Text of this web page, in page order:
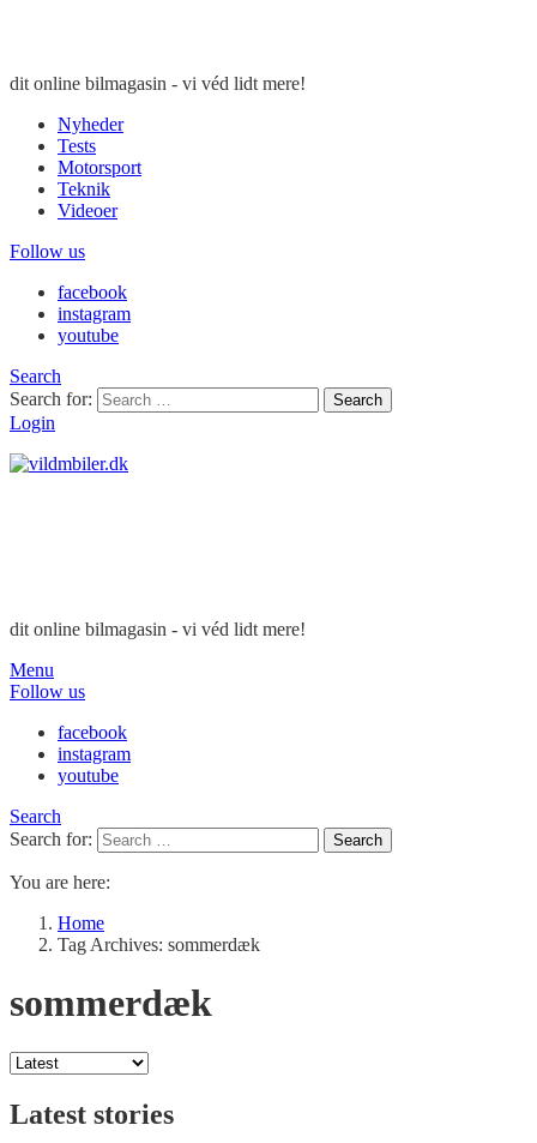
dit online bilmagasin - vi véd lidt mere!
Nyheder
Tests
Motorsport
Teknik
Videoer
Follow us
facebook
instagram
youtube
Search
Search for:
Search
Login
dit online bilmagasin - vi véd lidt mere!
Menu
Follow us
facebook
instagram
youtube
Search
Search for:
Search
You are here:
Home
Tag Archives: sommerdæk
sommerdæk
Latest stories